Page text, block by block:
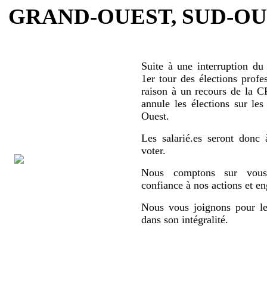
GRAND-OUEST, SUD-
Suite à une interruption
1er tour des élections
raison à un recours de la
annule les élections sur
Ouest.
Les salarié.es seront
voter.
Nous comptons sur
confiance à nos actions et
Nous vous joignons pour
dans son intégralité.